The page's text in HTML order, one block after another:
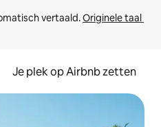
vertaald. Originele taal
Je plek op Airbnb zetten